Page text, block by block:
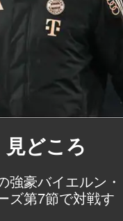
どころ
豪バイエルン・
ズ第7節で対戦す